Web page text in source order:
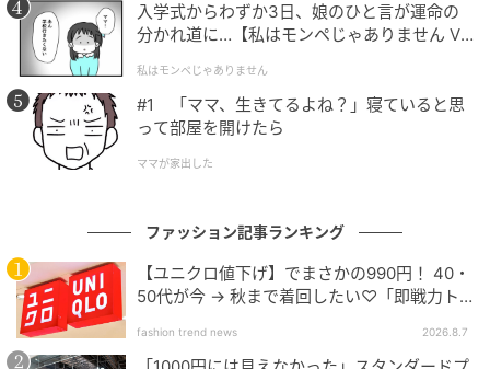
入学式からわずか3日、娘のひと言が運命の
分かれ道に…【私はモンペじゃありません Vo
私はモンペじゃありません
#1 「ママ、生きてるよね？」寝ていると思
って部屋を開けたら
ママが家出した
ファッション記事ランキング
【ユニクロ値下げ】でまさかの990円！ 40・
50代が今 → 秋まで着回したい♡「即戦力ト
fashion trend news 2026.8.7